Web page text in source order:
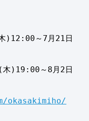
)12:00～7月21日
木)19:00～8月2日